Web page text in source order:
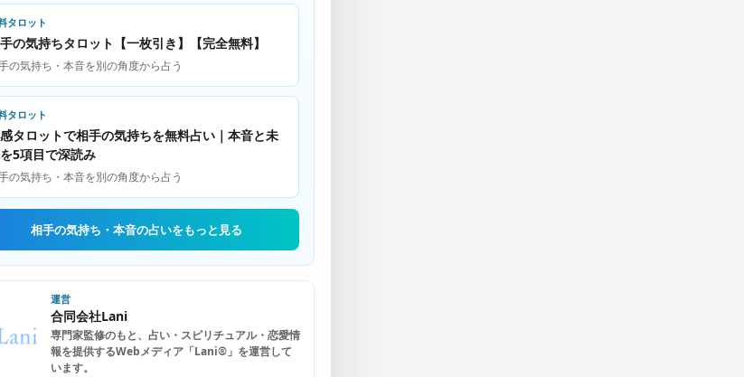
タロット
の気持ちタロット【一枚引き】【完全無料】
の気持ち・本音を別の角度から占う
タロット
タロットで相手の気持ちを無料占い｜本音と未
5項目で深読み
の気持ち・本音を別の角度から占う
相手の気持ち・本音の占いをもっと見る
運営
合同会社Lani
専門家監修のもと、占い・スピリチュアル・恋愛情
報を提供するWebメディア「Lani®」を運営して
います。